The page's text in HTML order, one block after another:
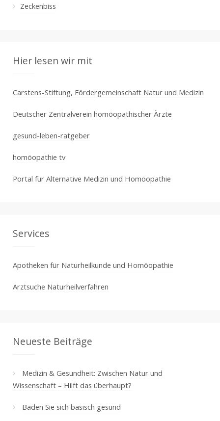
Zeckenbiss
Hier lesen wir mit
Carstens-Stiftung, Fördergemeinschaft Natur und Medizin
Deutscher Zentralverein homöopathischer Ärzte
gesund-leben-ratgeber
homöopathie tv
Portal für Alternative Medizin und Homöopathie
Services
Apotheken für Naturheilkunde und Homöopathie
Arztsuche Naturheilverfahren
Neueste Beiträge
Medizin & Gesundheit: Zwischen Natur und
Wissenschaft – Hilft das überhaupt?
Baden Sie sich basisch gesund